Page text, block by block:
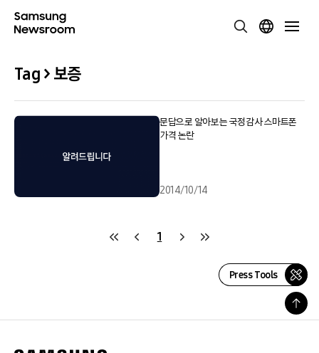
Tag > 보증
문답으로 알아보는 국정감사 스마트폰
가격 논란
2014/10/14
1
Press Tools